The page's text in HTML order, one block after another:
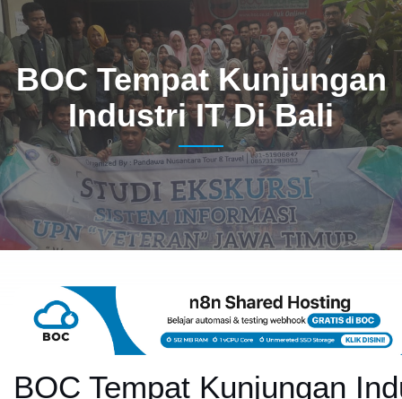
BOC Tempat Kunjungan
Industri IT Di Bali
BOC Tempat Kunjungan